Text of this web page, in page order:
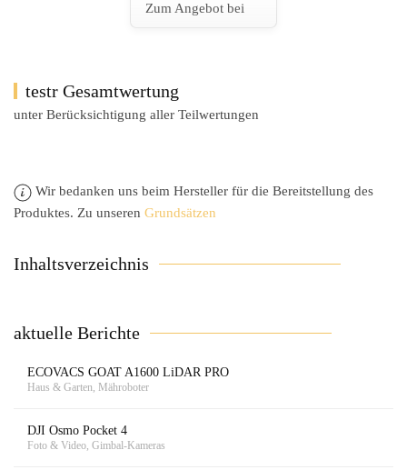
Zum Angebot bei
testr Gesamtwertung
unter Berücksichtigung aller Teilwertungen
Wir bedanken uns beim Hersteller für die Bereitstellung des
Produktes. Zu unseren Grundsätzen
Inhaltsverzeichnis
aktuelle Berichte
ECOVACS GOAT A1600 LiDAR PRO
Haus & Garten, Mähroboter
DJI Osmo Pocket 4
Foto & Video, Gimbal-Kameras